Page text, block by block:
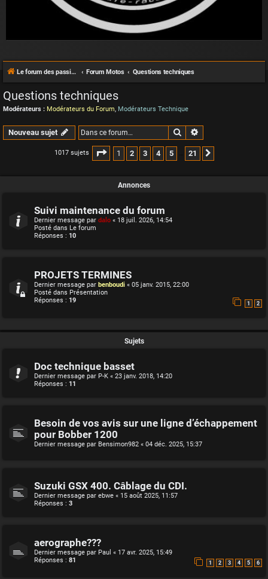
Le forum des passionnés de Café Racer Forum Motos Questions techniques
Questions techniques
Modérateurs : Modérateurs du Forum, Modérateurs Technique
Nouveau sujet Rechercher
1017 sujets Page 1sur21
1 2 3 4 5 21
Annonces
Suivi maintenance du forum
Dernier message par dalo « 18 juil. 2026, 14:54
Posté dans Le forum
Réponses : 10
PROJETS TERMINES
Dernier message par benboudi « 05 janv. 2015, 22:00
Posté dans Présentation
Réponses : 19 1 2
Sujets
Doc technique basset
Dernier message par P-K « 23 janv. 2018, 14:20
Réponses : 11
Besoin de vos avis sur une ligne d’échappement
pour Bobber 1200
Dernier message par Bensimon982 « 04 déc. 2025, 15:37
Suzuki GSX 400. Câblage du CDI.
Dernier message par ebwe « 15 août 2025, 11:57
Réponses : 3
aerographe???
Dernier message par Paul « 17 avr. 2025, 15:49
Réponses : 81 1 2 3 4 5 6